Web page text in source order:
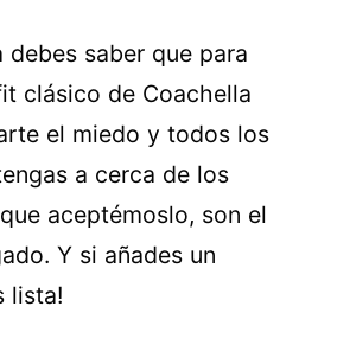
debes saber que para
clásico de Coachella
el miedo y todos los
a cerca de los
aceptémoslo, son el
Y si añades un
lista!